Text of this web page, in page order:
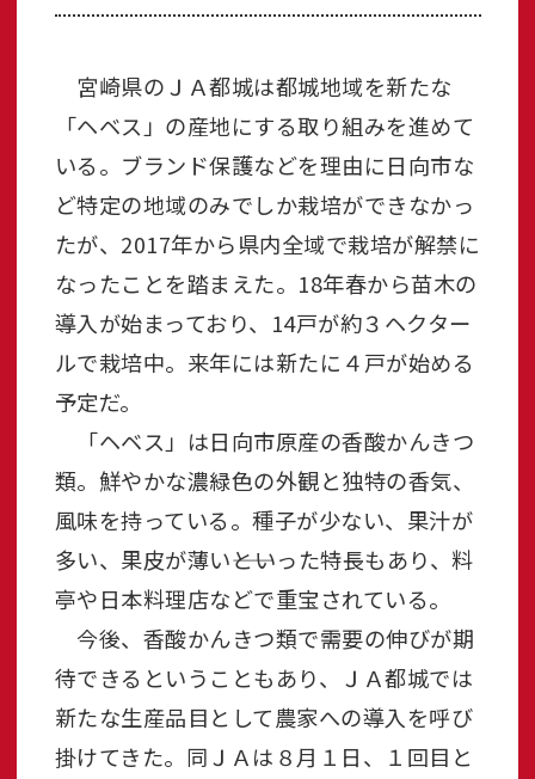
宮崎県のＪＡ都城は都城地域を新たな
「ヘベス」の産地にする取り組みを進めて
いる。ブランド保護などを理由に日向市な
ど特定の地域のみでしか栽培ができなかっ
たが、2017年から県内全域で栽培が解禁に
なったことを踏まえた。18年春から苗木の
導入が始まっており、14戸が約３ヘクター
ルで栽培中。来年には新たに４戸が始める
予定だ。
「ヘベス」は日向市原産の香酸かんきつ
類。鮮やかな濃緑色の外観と独特の香気、
風味を持っている。種子が少ない、果汁が
多い、果皮が薄い――といった特長もあり、料
亭や日本料理店などで重宝されている。
今後、香酸かんきつ類で需要の伸びが期
待できるということもあり、ＪＡ都城では
新たな生産品目として農家への導入を呼び
掛けてきた。同ＪＡは８月１日、１回目と